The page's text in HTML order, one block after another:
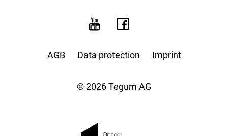
AGB Data protection Imprint
© 2026 Tegum AG